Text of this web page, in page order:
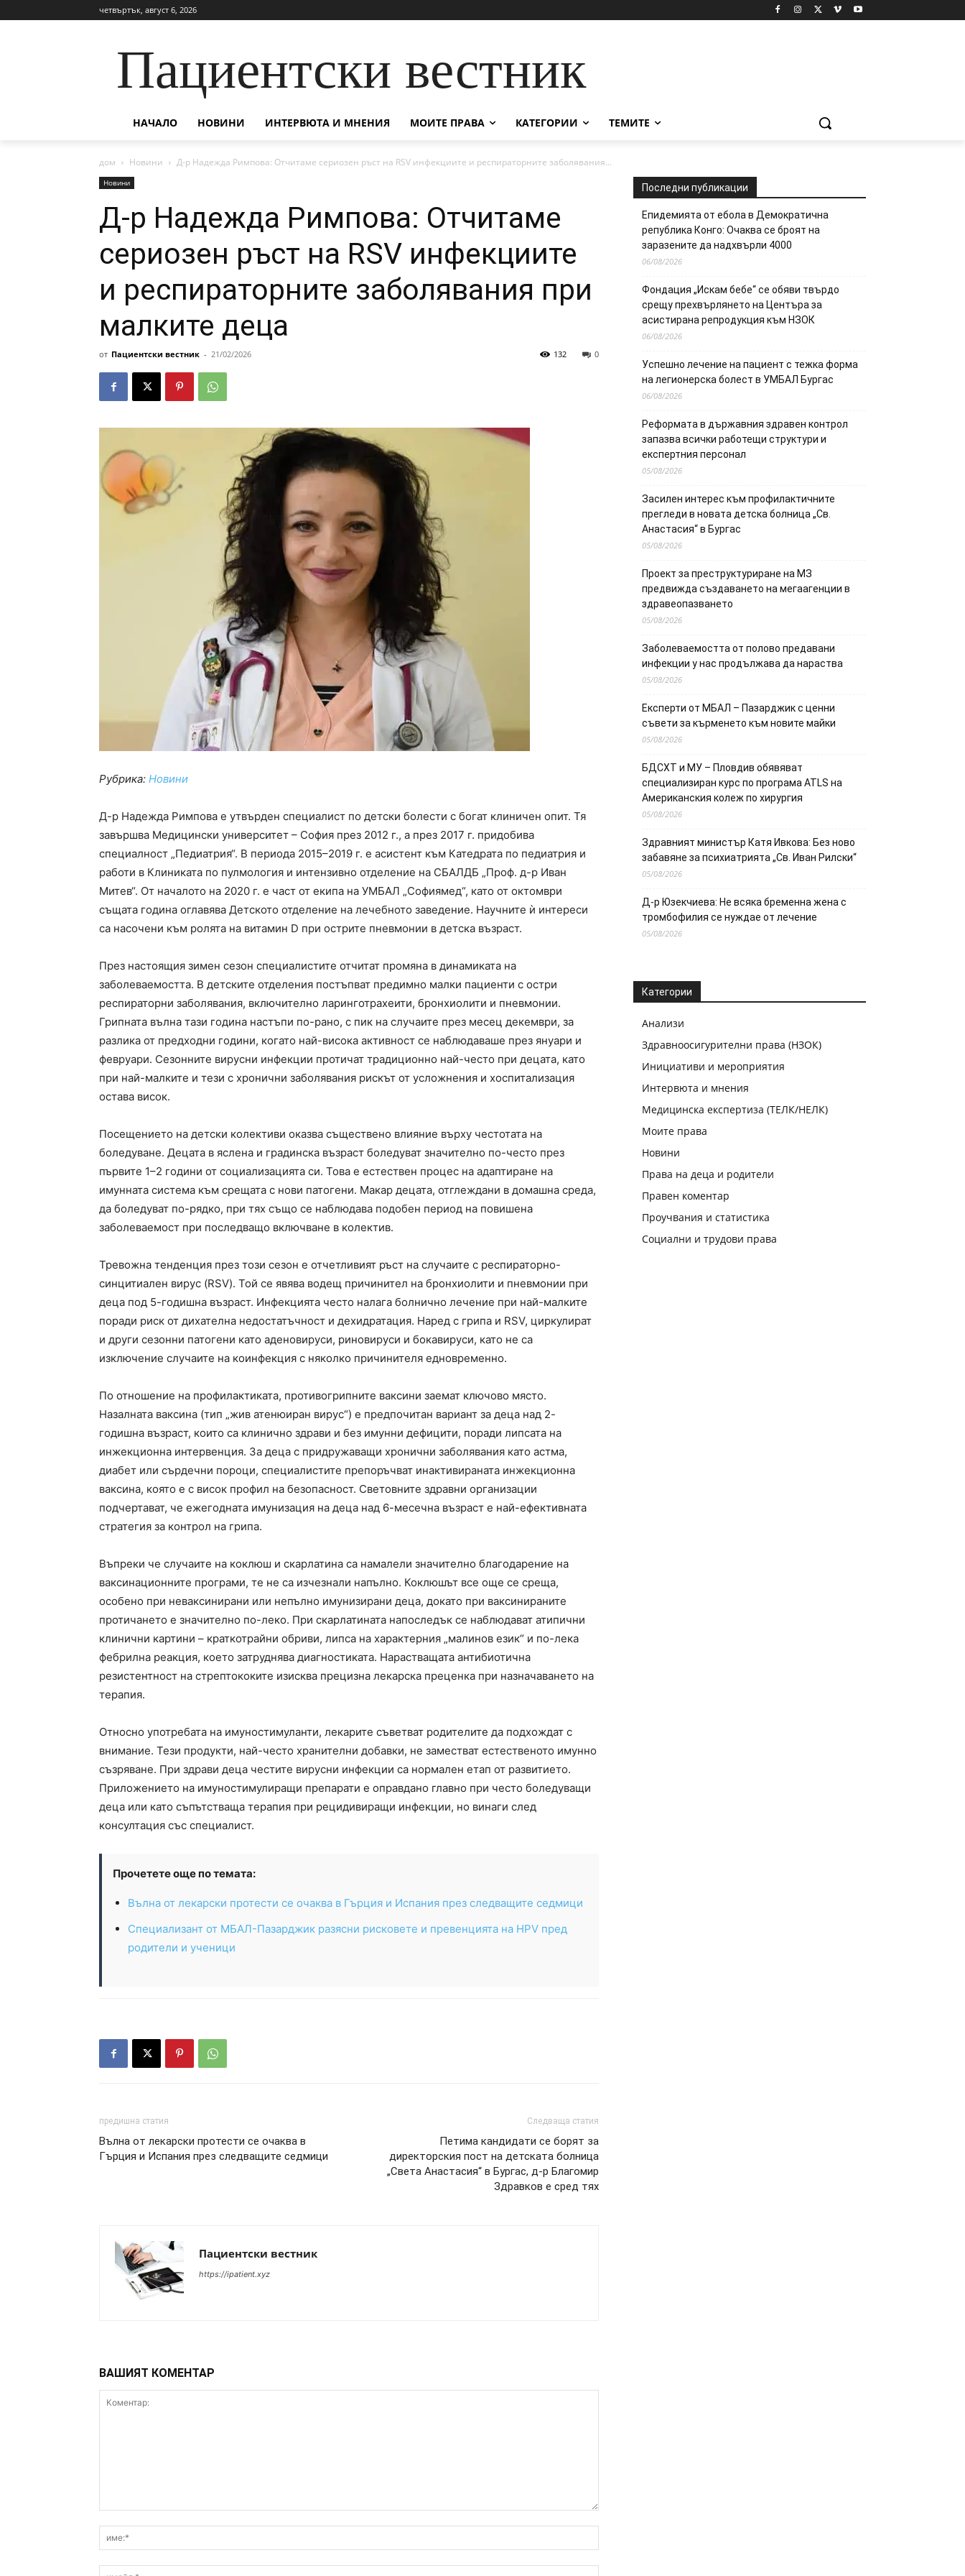
четвъртък, август 6, 2026
Пациентски вестник
НАЧАЛО НОВИНИ ИНТЕРВЮТА И МНЕНИЯ МОИТЕ ПРАВА КАТЕГОРИИ ТЕМИТЕ
дом Новини Д-р Надежда Римпова: Отчитаме сериозен ръст на RSV инфекциите и респираторните заболявания...
Новини
Д-р Надежда Римпова: Отчитаме
сериозен ръст на RSV инфекциите
и респираторните заболявания при
малките деца
от Пациентски вестник - 21/02/2026 0
132
Рубрика: Новини
Д-р Надежда Римпова е утвърден специалист по детски болести с богат клиничен опит. Тя
завършва Медицински университет – София през 2012 г., а през 2017 г. придобива
специалност „Педиатрия“. В периода 2015–2019 г. е асистент към Катедрата по педиатрия и
работи в Клиниката по пулмология и интензивно отделение на СБАЛДБ „Проф. д-р Иван
Митев“. От началото на 2020 г. е част от екипа на УМБАЛ „Софиямед“, като от октомври
същата година оглавява Детското отделение на лечебното заведение. Научните ѝ интереси
са насочени към ролята на витамин D при острите пневмонии в детска възраст.
През настоящия зимен сезон специалистите отчитат промяна в динамиката на
заболеваемостта. В детските отделения постъпват предимно малки пациенти с остри
респираторни заболявания, включително ларинготрахеити, бронхиолити и пневмонии.
Грипната вълна тази година настъпи по-рано, с пик на случаите през месец декември, за
разлика от предходни години, когато най-висока активност се наблюдаваше през януари и
февруари. Сезонните вирусни инфекции протичат традиционно най-често при децата, като
при най-малките и тези с хронични заболявания рискът от усложнения и хоспитализация
остава висок.
Посещението на детски колективи оказва съществено влияние върху честотата на
боледуване. Децата в яслена и градинска възраст боледуват значително по-често през
първите 1–2 години от социализацията си. Това е естествен процес на адаптиране на
имунната система към срещата с нови патогени. Макар децата, отглеждани в домашна среда,
да боледуват по-рядко, при тях също се наблюдава подобен период на повишена
заболеваемост при последващо включване в колектив.
Тревожна тенденция през този сезон е отчетливият ръст на случаите с респираторно-
синцитиален вирус (RSV). Той се явява водещ причинител на бронхиолити и пневмонии при
деца под 5-годишна възраст. Инфекцията често налага болнично лечение при най-малките
поради риск от дихателна недостатъчност и дехидратация. Наред с грипа и RSV, циркулират
и други сезонни патогени като аденовируси, риновируси и бокавируси, като не са
изключение случаите на коинфекция с няколко причинителя едновременно.
По отношение на профилактиката, противогрипните ваксини заемат ключово място.
Назалната ваксина (тип „жив атенюиран вирус“) е предпочитан вариант за деца над 2-
годишна възраст, които са клинично здрави и без имунни дефицити, поради липсата на
инжекционна интервенция. За деца с придружаващи хронични заболявания като астма,
диабет или сърдечни пороци, специалистите препоръчват инактивираната инжекционна
ваксина, която е с висок профил на безопасност. Световните здравни организации
подчертават, че ежегодната имунизация на деца над 6-месечна възраст е най-ефективната
стратегия за контрол на грипа.
Въпреки че случаите на коклюш и скарлатина са намалели значително благодарение на
ваксинационните програми, те не са изчезнали напълно. Коклюшът все още се среща,
особено при неваксинирани или непълно имунизирани деца, докато при ваксинираните
протичането е значително по-леко. При скарлатината напоследък се наблюдават атипични
клинични картини – краткотрайни обриви, липса на характерния „малинов език“ и по-лека
фебрилна реакция, което затруднява диагностиката. Нарастващата антибиотична
резистентност на стрептококите изисква прецизна лекарска преценка при назначаването на
терапия.
Относно употребата на имуностимуланти, лекарите съветват родителите да подхождат с
внимание. Тези продукти, най-често хранителни добавки, не заместват естественото имунно
съзряване. При здрави деца честите вирусни инфекции са нормален етап от развитието.
Приложението на имуностимулиращи препарати е оправдано главно при често боледуващи
деца или като съпътстваща терапия при рецидивиращи инфекции, но винаги след
консултация със специалист.
Прочетете още по темата:
Вълна от лекарски протести се очаква в Гърция и Испания през следващите седмици
Специализант от МБАЛ-Пазарджик разясни рисковете и превенцията на HPV пред
родители и ученици
предишна статия
Вълна от лекарски протести се очаква в
Гърция и Испания през следващите седмици
Следваща статия
Петима кандидати се борят за
директорския пост на детската болница
„Света Анастасия“ в Бургас, д-р Благомир
Здравков е сред тях
Пациентски вестник
https://ipatient.xyz
ВАШИЯТ КОМЕНТАР
Последни публикации
Епидемията от ебола в Демократична
република Конго: Очаква се броят на
заразените да надхвърли 4000
06/08/2026
Фондация „Искам бебе“ се обяви твърдо
срещу прехвърлянето на Центъра за
асистирана репродукция към НЗОК
06/08/2026
Успешно лечение на пациент с тежка форма
на легионерска болест в УМБАЛ Бургас
06/08/2026
Реформата в държавния здравен контрол
запазва всички работещи структури и
експертния персонал
05/08/2026
Засилен интерес към профилактичните
прегледи в новата детска болница „Св.
Анастасия“ в Бургас
05/08/2026
Проект за преструктуриране на МЗ
предвижда създаването на мегаагенции в
здравеопазването
05/08/2026
Заболеваемостта от полово предавани
инфекции у нас продължава да нараства
05/08/2026
Експерти от МБАЛ – Пазарджик с ценни
съвети за кърменето към новите майки
05/08/2026
БДСХТ и МУ – Пловдив обявяват
специализиран курс по програма ATLS на
Американския колеж по хирургия
05/08/2026
Здравният министър Катя Ивкова: Без ново
забавяне за психиатрията „Св. Иван Рилски“
05/08/2026
Д-р Юзекчиева: Не всяка бременна жена с
тромбофилия се нуждае от лечение
05/08/2026
Категории
Анализи
Здравноосигурителни права (НЗОК)
Инициативи и мероприятия
Интервюта и мнения
Медицинска експертиза (ТЕЛК/НЕЛК)
Моите права
Новини
Права на деца и родители
Правен коментар
Проучвания и статистика
Социални и трудови права